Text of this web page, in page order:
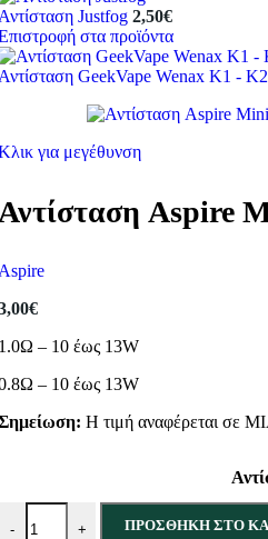
Justfog 2,50€
στα προϊόντα
GeekVape Wenax K1 - K2
για μεγέθυνση
Aspire
€
– 10 έως 13W
– 10 έως 13W
Η τιμή αναφέρεται σε
-
Aspire Minican ποσότητα
+ ΠΡΟΣΘΉΚΗ ΣΤΟ